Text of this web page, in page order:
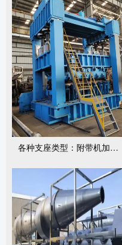
各种支座类型：附带机加工成品展示：包括但不局限各种滑块体